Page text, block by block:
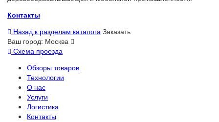
Контакты
Назад к разделам каталога Заказать
Ваш город: Москва
Схема проезда
Обзоры товаров
Технологии
О нас
Услуги
Логистика
Контакты